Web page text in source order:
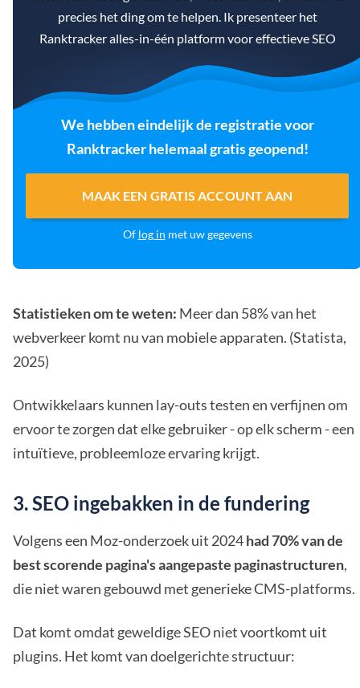
precies het ding om te helpen. Ik presenteer het
Ranktracker alles-in-één platform voor effectieve SEO
We hebben eindelijk de registratie voor
Ranktracker helemaal gratis geopend!
MAAK EEN GRATIS ACCOUNT AAN
Of log in met uw gegevens
Statistieken om te weten: Meer dan 58% van het
webverkeer komt nu van mobiele apparaten. (Statista,
2025)
Ontwikkelaars kunnen lay-outs testen en verfijnen om
ervoor te zorgen dat elke gebruiker - op elk scherm - een
intuïtieve, probleemloze ervaring krijgt.
3. SEO ingebakken in de fundering
Volgens een Moz-onderzoek uit 2024had 70% van de
best scorende pagina's aangepaste paginastructuren,
die niet waren gebouwd met generieke CMS-platforms.
Dat komt omdat geweldige SEO niet voortkomt uit
plugins. Het komt van doelgerichte structuur: